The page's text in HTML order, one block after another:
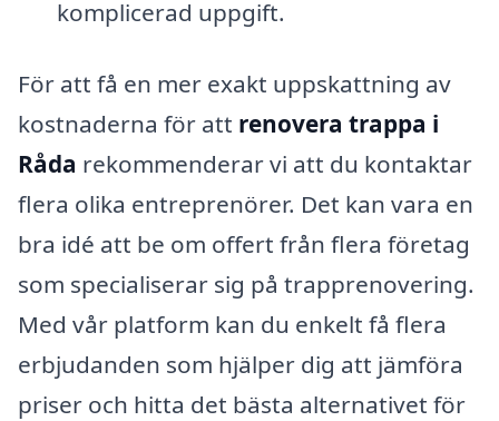
komplicerad uppgift.
För att få en mer exakt uppskattning av
kostnaderna för att renovera trappa i
Råda rekommenderar vi att du kontaktar
flera olika entreprenörer. Det kan vara en
bra idé att be om offert från flera företag
som specialiserar sig på trapprenovering.
Med vår platform kan du enkelt få flera
erbjudanden som hjälper dig att jämföra
priser och hitta det bästa alternativet för